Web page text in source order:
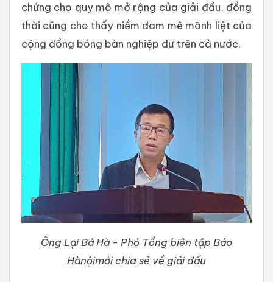
chứng cho quy mô mở rộng của giải đấu, đồng
thời cũng cho thấy niềm đam mê mãnh liệt của
cộng đồng bóng bàn nghiệp dư trên cả nước.
Ông Lại Bá Hà - Phó Tổng biên tập Báo
Hànộimới chia sẻ về giải đấu